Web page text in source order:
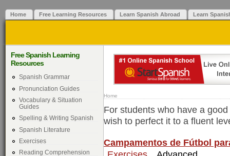
Home Free Learning Resources Learn Spanish Abroad Learn
Free Spanish Learning
Resources
Spanish Grammar
Pronunciation Guides
Vocabulary & Situation
Guides
Spelling & Writing Spanish
Spanish Literature
Exercises
Reading Comprehension
Home
For students who have a
wish to perfect it to a fluent
Campamentos de Fútbol